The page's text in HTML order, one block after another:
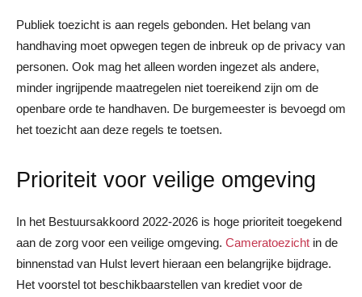
Publiek toezicht is aan regels gebonden. Het belang van
handhaving moet opwegen tegen de inbreuk op de privacy van
personen. Ook mag het alleen worden ingezet als andere,
minder ingrijpende maatregelen niet toereikend zijn om de
openbare orde te handhaven. De burgemeester is bevoegd om
het toezicht aan deze regels te toetsen.
Prioriteit voor veilige omgeving
In het Bestuursakkoord 2022-2026 is hoge prioriteit toegekend
aan de zorg voor een veilige omgeving. Cameratoezicht in de
binnenstad van Hulst levert hieraan een belangrijke bijdrage.
Het voorstel tot beschikbaarstellen van krediet voor de